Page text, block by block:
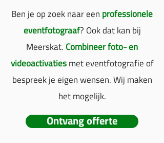
Ben je op zoek naar eenprofessionele
eventfotograaf? Ook dat kan bij
Meerskat.Combineer foto- en
videoactivatiesmet eventfotografie of
bespreek je eigen wensen. Wij maken
het mogelijk.
Ontvang offerte